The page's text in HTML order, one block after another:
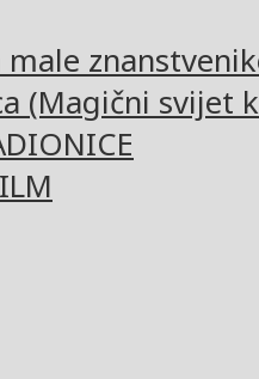
(Magični svijet